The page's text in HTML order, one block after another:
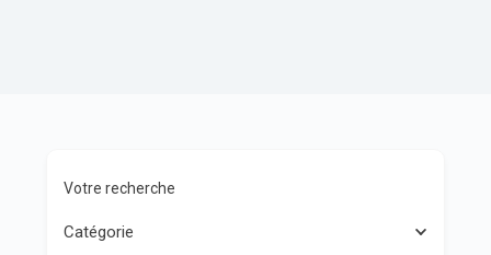
Votre recherche
Catégorie